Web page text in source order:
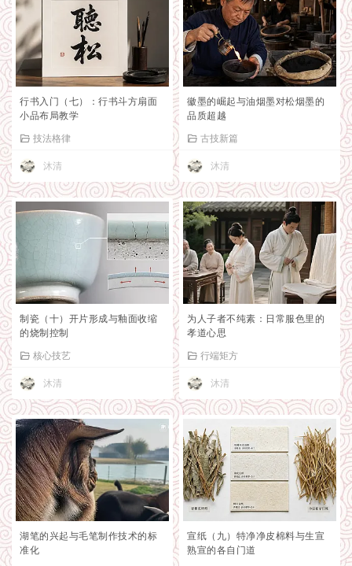
行书入门（七）：行书斗方扇面
小品布局教学
技法格律
沐清
徽墨的崛起与油烟墨对松烟墨的
品质超越
古技新篇
沐清
制瓷（十）开片形成与釉面收缩
的烧制控制
核心技艺
沐清
为人子者不纯素：日常服色里的
孝道心思
行端矩方
沐清
湖笔的兴起与毛笔制作技术的标
准化
宣纸（九）特净净皮棉料与生宣
熟宣的各自门道